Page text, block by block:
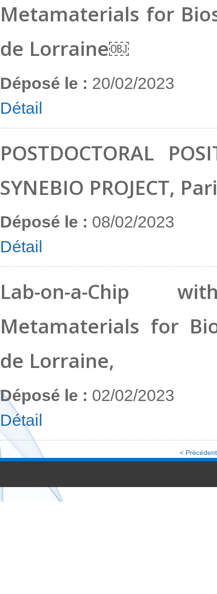
Metamaterials for
de Lorraine￼
Déposé le : 20/02/2023
Détail
POSTDOCTORAL
SYNEBIO PROJECT,
Déposé le : 08/02/2023
Détail
Lab-on-a-Chip
Metamaterials for
de Lorraine,
Déposé le : 02/02/2023
Détail
SARRY_IJL_CNES-22-23
< Précédent